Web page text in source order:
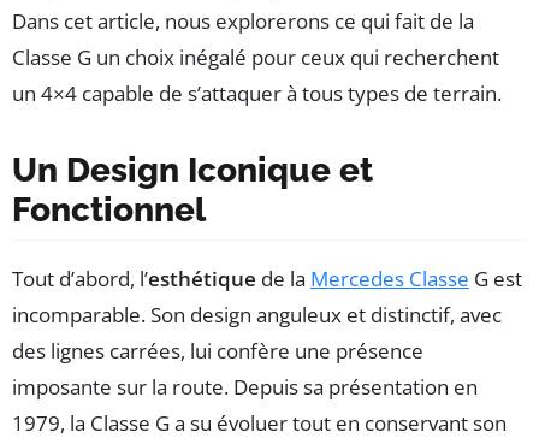
Dans cet article, nous explorerons ce qui fait de la
Classe G un choix inégalé pour ceux qui recherchent
un 4×4 capable de s’attaquer à tous types de terrain.
Un Design Iconique et
Fonctionnel
Tout d’abord, l’esthétique de la Mercedes Classe G est
incomparable. Son design anguleux et distinctif, avec
des lignes carrées, lui confère une présence
imposante sur la route. Depuis sa présentation en
1979, la Classe G a su évoluer tout en conservant son